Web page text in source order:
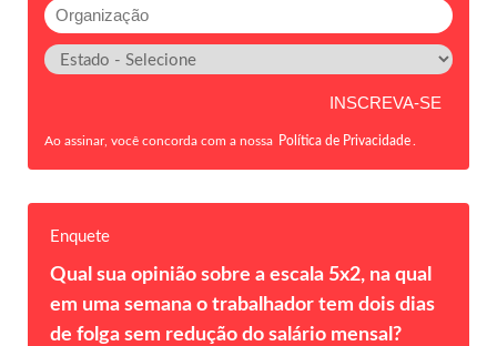
Ao assinar, você concorda com a nossa Política de Privacidade
Enquete
Qual sua opinião sobre a escala 5x2, na qual
em uma semana o trabalhador tem dois dias
de folga sem redução do salário mensal?